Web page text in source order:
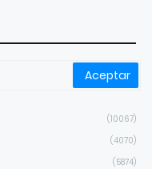
(10067)
(4070)
(5874)